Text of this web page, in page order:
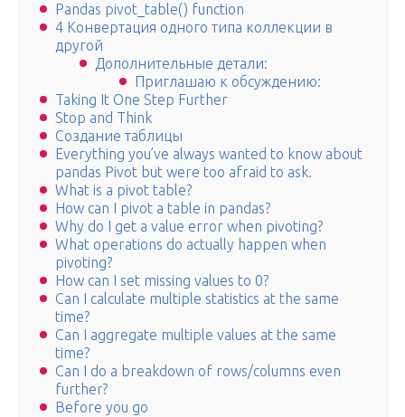
Pandas pivot_table() function
4 Конвертация одного типа коллекции в
другой
Дополнительные детали:
Приглашаю к обсуждению:
Taking It One Step Further
Stop and Think
Создание таблицы
Everything you’ve always wanted to know about
pandas Pivot but were too afraid to ask.
What is a pivot table?
How can I pivot a table in pandas?
Why do I get a value error when pivoting?
What operations do actually happen when
pivoting?
How can I set missing values to 0?
Can I calculate multiple statistics at the same
time?
Can I aggregate multiple values at the same
time?
Can I do a breakdown of rows/columns even
further?
Before you go